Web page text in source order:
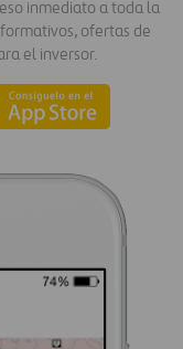
inmediato a toda la
ofertas de
el inversor.